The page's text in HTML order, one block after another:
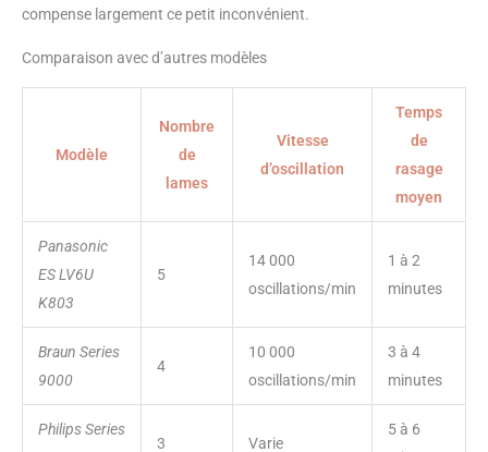
compense largement ce petit inconvénient.
Comparaison avec d’autres modèles
Modèle
Nombre
de
lames
Vitesse
d’oscillation
Temps
de
rasage
moyen
Panasonic
ES LV6U
K803
5
14 000
oscillations/min
1 à 2
minutes
Braun Series
9000
4
10 000
oscillations/min
3 à 4
minutes
Philips Series
3 Varie
5 à 6